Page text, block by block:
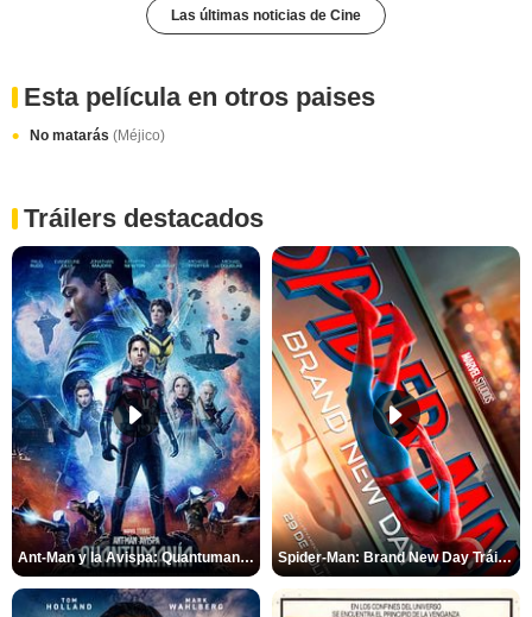
Las últimas noticias de Cine
Esta película en otros paises
No matarás (Méjico)
Tráilers destacados
Ant-Man y la Avispa: Quantumanía Tráiler (2) Spider-Man: Brand New Day Tráiler (3)